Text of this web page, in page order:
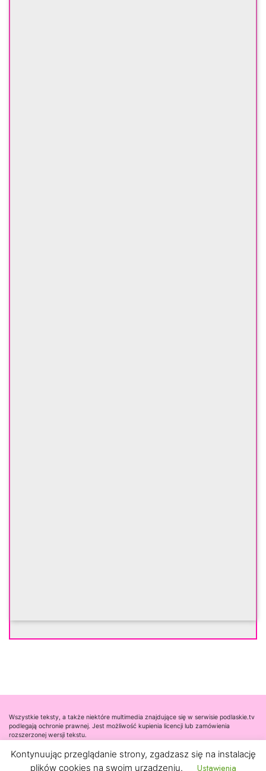
Wszystkie teksty, a także niektóre multimedia znajdujące się w serwisie podlaskie.tv
podlegają ochronie prawnej. Jest możliwość kupienia licencji lub zamówienia
rozszerzonej wersji tekstu.
Współpraca
Kontynuując przeglądanie strony, zgadzasz się na instalację
plików cookies na swoim urządzeniu.
Ustawienia